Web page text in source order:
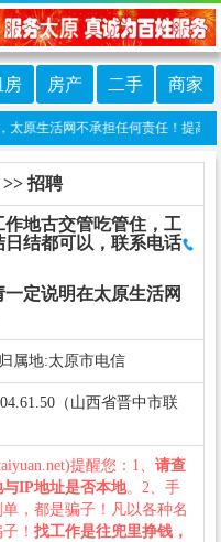
房 房产 二手 商家
原生活网不承担任何责任！提高警
>> 招聘
地古交管吃管住，工
结都可以，联系电话
一定说明在太原生活网
属地:太原市电信
（山西省晋中市联
提醒您：1、 请查
IP地址是否本地。2、手
，都是骗子！凡以各种名
！ 找工作是往兜里挣钱，